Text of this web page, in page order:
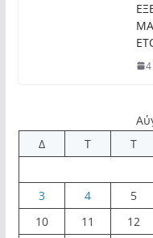
Δ
Τ Τ
3
4 5
10
11 12